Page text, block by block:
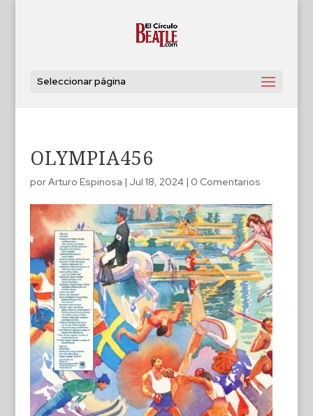
Seleccionar página
OLYMPIA456
porArturo Espinosa | Jul 18, 2024| 0 Comentarios